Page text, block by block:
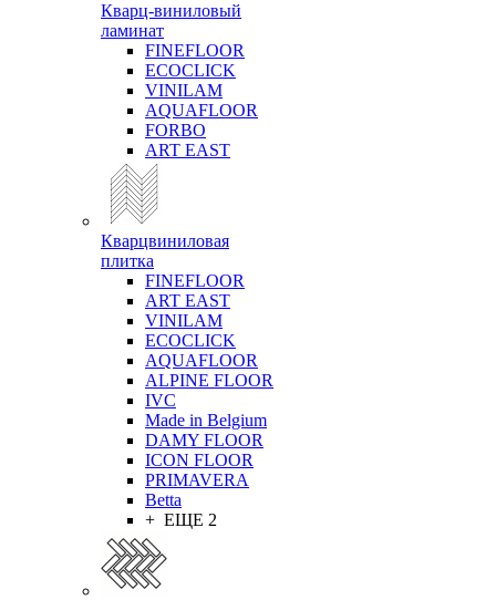
Кварц-виниловый
ламинат
FINEFLOOR
ECOCLICK
VINILAM
AQUAFLOOR
FORBO
ART EAST
Кварцвиниловая
плитка
FINEFLOOR
ART EAST
VINILAM
ECOCLICK
AQUAFLOOR
ALPINE FLOOR
IVC
Made in Belgium
DAMY FLOOR
ICON FLOOR
PRIMAVERA
Betta
+ ЕЩЕ 2